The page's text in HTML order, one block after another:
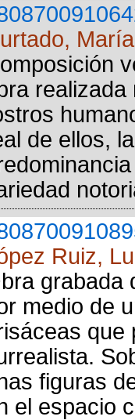
realizada
de ellos,
Ruiz,
grabada
medio de
que
figuras
el espacio